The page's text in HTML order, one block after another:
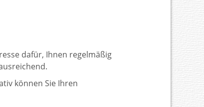
dafür, Ihnen regelmäßig
können Sie Ihren